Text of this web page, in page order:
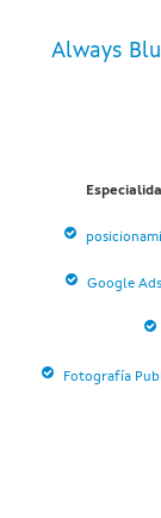
Always
Google Ads
Fotografía